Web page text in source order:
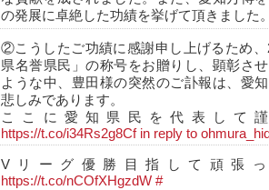
の発展に卓絶した功績を挙げて頂きました
②こうしたご功績に感謝申し上げるため、
県名誉県民」の称号をお贈りし、顕彰さ
ような中、豊田様の突然のご訃報は、愛
悲しみであります。
ここに愛知県民を代表して
https://t.co/i34Rs2g8Cf in reply to
Vリーグ優勝目指して頑張
https://t.co/nCOfXHgzdW #